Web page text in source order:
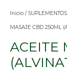
Inicio / SUPLEMENTOS
MASAJE CBD 250ML
ACEITE